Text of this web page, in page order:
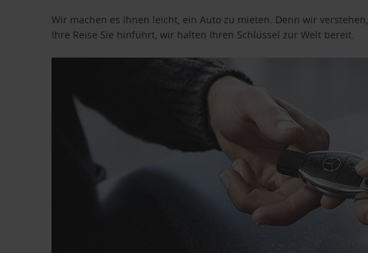
Wir machen es Ihnen leicht, ein Auto zu mieten. Denn wir
Ihre Reise Sie hinführt, wir halten Ihren Schlüssel zur Welt bereit.